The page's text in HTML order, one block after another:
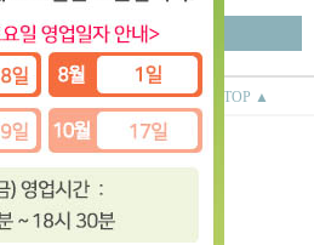
객센터 연결
이용안내 TOP ▲
한독인터네셔널
인정보 보호 책임자 : 오상배
번호 : 129-81-79618
호 : 제 2014-서울서초-0781호
화 : 02-522-0869